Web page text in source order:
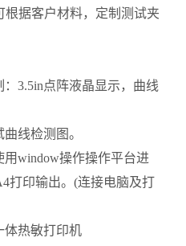
根据客户材料，定制测试夹
3.5in点阵液晶显示，曲线
线检测图。
window操作操作平台进
打印输出。(连接电脑及打
体热敏打印机